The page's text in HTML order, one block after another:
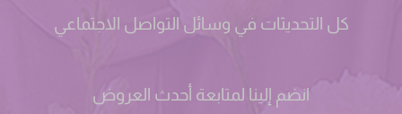
كل التحديثات في وسائل التواصل الاجتماعي
انضم إلينا لمتابعة أحدث العروض